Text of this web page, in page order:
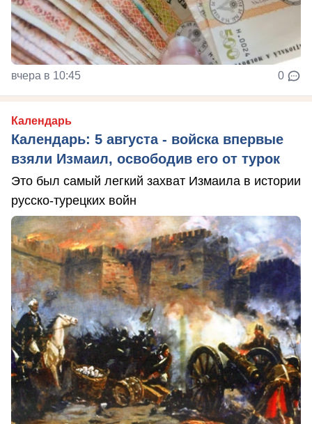
вчера в 10:45 0
Календарь
Календарь: 5 августа - войска впервые
взяли Измаил, освободив его от турок
Это был самый легкий захват Измаила в истории
русско-турецких войн